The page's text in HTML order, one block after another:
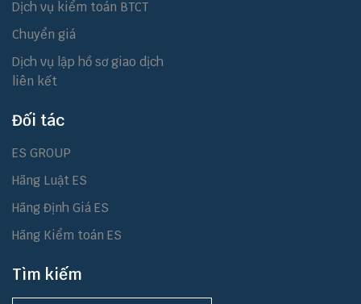
Dịch vụ kiểm toán BTCT
Chuyển giá
Dịch vụ lập hồ sơ giao dịch
liên kết
Đối tác
ES GROUP
Hãng Luật ES
Hãng Định Giá ES
Hãng Kiểm toán ES
Tìm kiếm